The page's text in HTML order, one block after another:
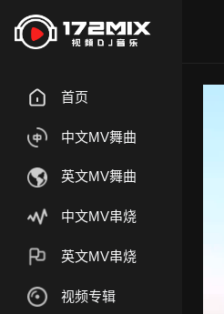
首页
中文MV舞曲
英文MV舞曲
中文MV串烧
英文MV串烧
视频专辑